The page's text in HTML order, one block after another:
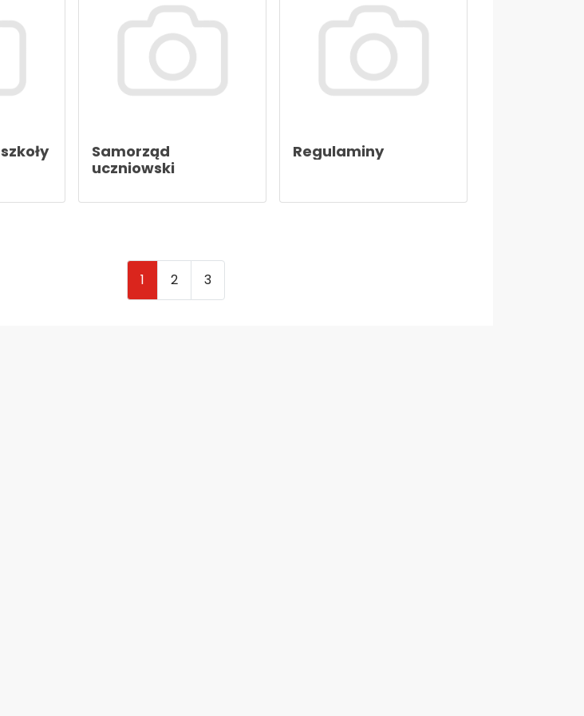
Samorząd
uczniowski
Regulaminy
1 2 3